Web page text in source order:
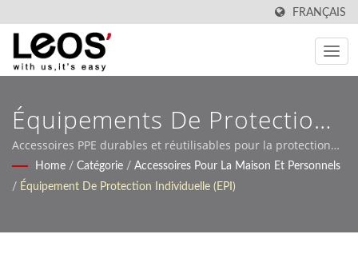
FRANÇAIS
Équipements De Protection
Individuelle Et Produits De
Prévention Des Épidémies
Accessoires PPE durables et réutilisables pour la protection
au bureau, à l'école et à la maison
Home / Catégorie / Accessoires Pour La Maison Et Personnels
/ Équipement De Protection Individuelle (EPI)